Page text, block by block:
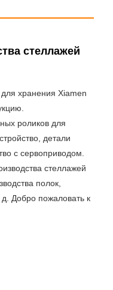
стеллажей
хранения Xiamen
роликов для
детали
с сервоприводом.
стеллажей
полок,
Добро пожаловать к